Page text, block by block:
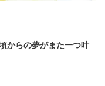
からの夢がまた一つ叶